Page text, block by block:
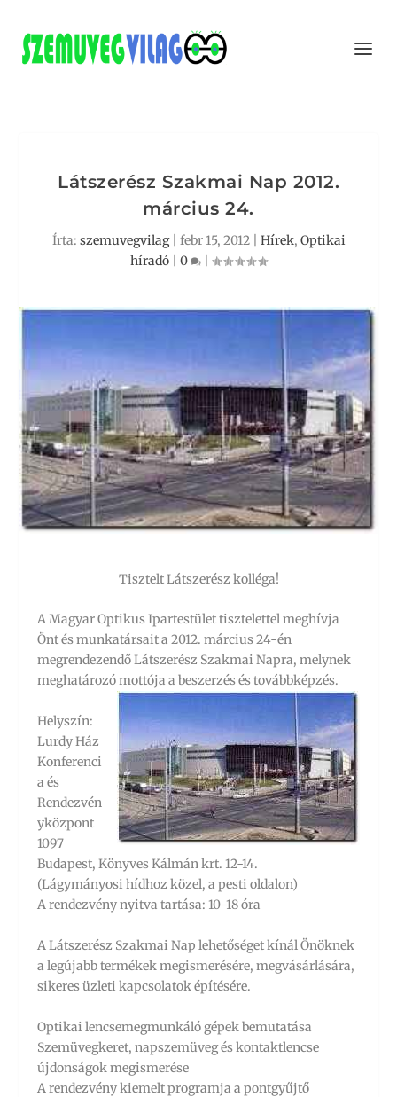
Látszerész Szakmai Nap 2012.
március 24.
Írta: szemuvegvilag| febr 15, 2012| Hírek, Optikai
híradó
0
Tisztelt Látszerész kolléga!
A Magyar Optikus Ipartestület tisztelettel meghívja
Önt és munkatársait a 2012. március 24-én
megrendezendő Látszerész Szakmai Napra, melynek
meghatározó mottója a beszerzés és továbbképzés.
Helyszín:
Lurdy Ház
Konferenci
a és
Rendezvén
yközpont
1097
Budapest, Könyves Kálmán krt. 12-14.
(Lágymányosi hídhoz közel, a pesti oldalon)
A rendezvény nyitva tartása: 10-18 óra
A Látszerész Szakmai Nap lehetőséget kínál Önöknek
a legújabb termékek megismerésére, megvásárlására,
sikeres üzleti kapcsolatok építésére.
Optikai lencsemegmunkáló gépek bemutatása
Szemüvegkeret, napszemüveg és kontaktlencse
újdonságok megismerése
A rendezvény kiemelt programja a pontgyűjtő